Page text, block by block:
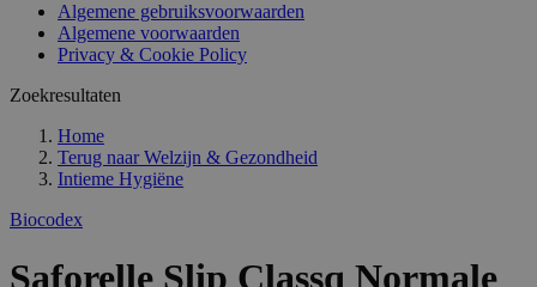
Algemene gebruiksvoorwaarden
Algemene voorwaarden
Privacy & Cookie Policy
Zoekresultaten
Home
Terug naar Welzijn & Gezondheid
Intieme Hygiëne
Biocodex
Saforelle Slip Classq Normale